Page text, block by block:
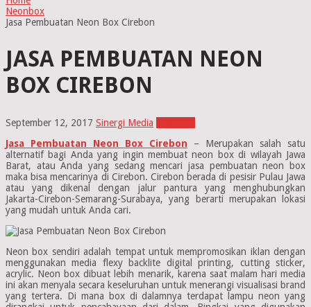
Neonbox
Jasa Pembuatan Neon Box Cirebon
JASA PEMBUATAN NEON
BOX CIREBON
September 12, 2017 Sinergi Media
Jasa Pembuatan Neon Box Cirebon – Merupakan salah satu
alternatif bagi Anda yang ingin membuat neon box di wilayah Jawa
Barat, atau Anda yang sedang mencari jasa pembuatan neon box
maka bisa mencarinya di Cirebon. Cirebon berada di pesisir Pulau Jawa
atau yang dikenal dengan jalur pantura yang menghubungkan
Jakarta-Cirebon-Semarang-Surabaya, yang berarti merupakan lokasi
yang mudah untuk Anda cari.
Neon box sendiri adalah tempat untuk mempromosikan iklan dengan
menggunakan media flexy backlite digital printing, cutting sticker,
acrylic. Neon box dibuat lebih menarik, karena saat malam hari media
ini akan menyala secara keseluruhan untuk menerangi visualisasi brand
yang tertera. Di mana box di dalamnya terdapat lampu neon yang